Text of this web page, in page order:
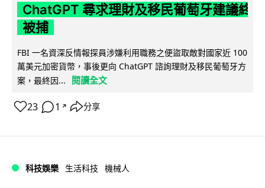
ChatGPT 尋求理財及移民葡萄牙建議終
被捕
FBI 一名資深反情報探員涉嫌利用職務之便盜取敵對國家近 100
萬美元加密貨幣，事後更向 ChatGPT 諮詢理財及移民葡萄牙方
案，最終因...
閱讀全文
23 1 ↗ 分享
科技娛樂 生活科技 機械人